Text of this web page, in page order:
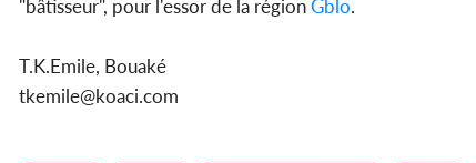
"bâtisseur", pour l'essor de la régionGblo.
T.K.Emile, Bouaké
tkemile@koaci.com